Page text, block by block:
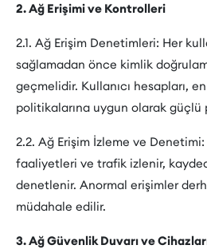
2. Ağ Erişimi ve Kontrolleri
2.1. Ağ Erişim Denetimleri: Her
sağlamadan önce kimlik
geçmelidir. Kullanıcı hesapları,
politikalarına uygun olarak güçlü
2.2. Ağ Erişim İzleme ve
faaliyetleri ve trafik izlenir,
denetlenir. Anormal erişimler
müdahale edilir.
3. Ağ Güvenlik Duvarı ve